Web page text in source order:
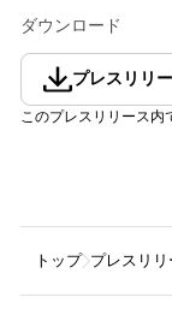
ダウンロード
プレスリリ
このプレスリリース内
トップ プレスリリ